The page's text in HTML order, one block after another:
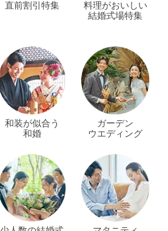
直前割引特集
料理がおいしい
結婚式場特集
和装が似合う
和婚
ガーデン
ウエディング